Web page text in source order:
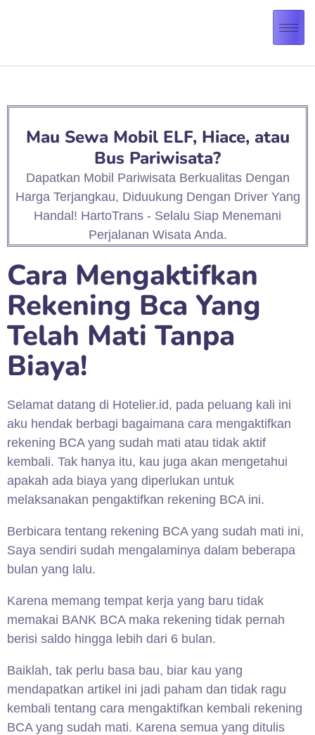
Mau Sewa Mobil ELF, Hiace, atau
Bus Pariwisata?
Dapatkan Mobil Pariwisata Berkualitas Dengan
Harga Terjangkau, Diduukung Dengan Driver Yang
Handal! HartoTrans - Selalu Siap Menemani
Perjalanan Wisata Anda.
Cara Mengaktifkan
Rekening Bca Yang
Telah Mati Tanpa
Biaya!
Selamat datang di Hotelier.id, pada peluang kali ini
aku hendak berbagi bagaimana cara mengaktifkan
rekening BCA yang sudah mati atau tidak aktif
kembali. Tak hanya itu, kau juga akan mengetahui
apakah ada biaya yang diperlukan untuk
melaksanakan pengaktifkan rekening BCA ini.
Berbicara tentang rekening BCA yang sudah mati ini,
Saya sendiri sudah mengalaminya dalam beberapa
bulan yang lalu.
Karena memang tempat kerja yang baru tidak
memakai BANK BCA maka rekening tidak pernah
berisi saldo hingga lebih dari 6 bulan.
Baiklah, tak perlu basa bau, biar kau yang
mendapatkan artikel ini jadi paham dan tidak ragu
kembali tentang cara mengaktifkan kembali rekening
BCA yang sudah mati. Karena semua yang ditulis